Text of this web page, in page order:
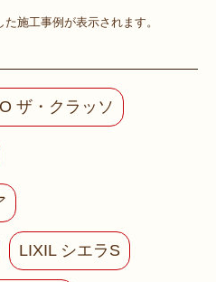
施工事例が表示されます。
ザ・クラッソ
LIXIL シエラS